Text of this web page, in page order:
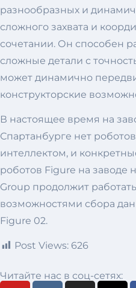
разнообразных и
сложного захвата и
сочетании. Он способен
сложные детали с
может динамично
конструкторские
В настоящее время на
Спартанбурге нет
интеллектом, и
роботов Figure на заводе
Group продолжит
возможностями сбора
Figure 02.
Post Views: 626
Читайте нас в соц-сетях: